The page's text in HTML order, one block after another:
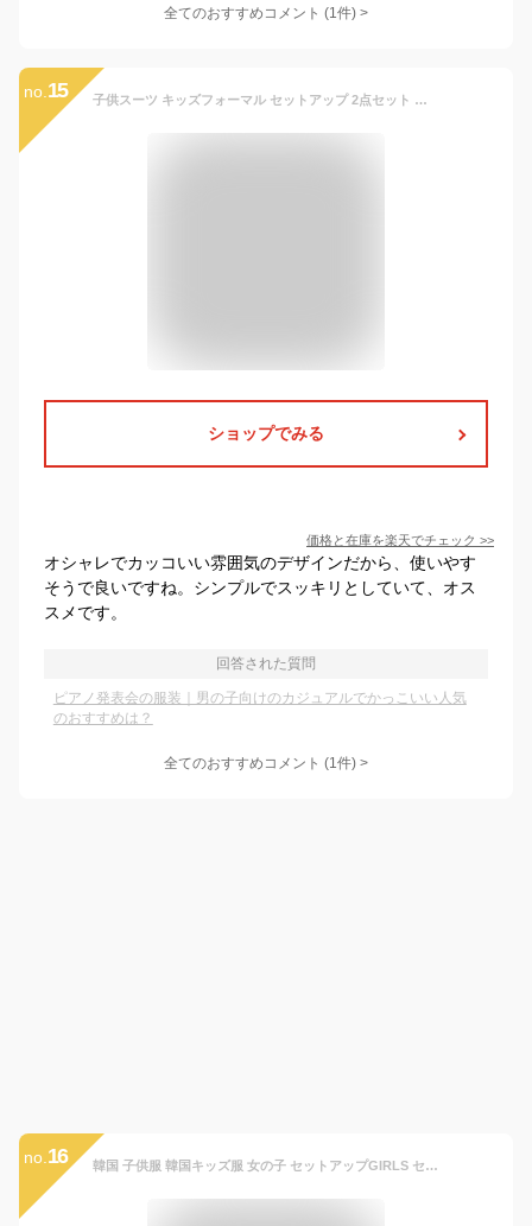
全てのおすすめコメント (1件) >
no. 15 子供スーツ キッズフォーマル セットアップ 2点セット 男の子 フォーマル スーツ 子供 キッズスーツ 韓国風 春 秋 紳士服 発表会 入学式 入園式 七五三 結婚式 卒業式 卒園式 ピアノ演奏会 カジュアル おしゃれ 黒 ブラック 大きいサイズ
ショップでみる
価格と在庫を楽天でチェック >>
オシャレでカッコいい雰囲気のデザインだから、使いやす
そうで良いですね。シンプルでスッキリとしていて、オス
スメです。
回答された質問
ピアノ発表会の服装｜男の子向けのカジュアルでかっこいい人気
のおすすめは？
全てのおすすめコメント (1件) >
no. 16 韓国 子供服 韓国キッズ服 女の子 セットアップGIRLS セットアップお出かけ セットアップ可愛い セットアップ 春服 春コーデ 春夏 ギャル ギャル子供服 秋冬 秋服 セットアップ y2コーデ y2kファッション